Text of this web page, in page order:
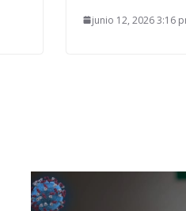
junio 12, 2026 3:16